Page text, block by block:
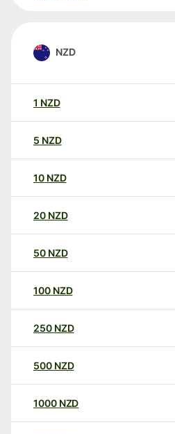
NZD
1 NZD
5 NZD
10 NZD
20 NZD
50 NZD
100 NZD
250 NZD
500 NZD
1000 NZD